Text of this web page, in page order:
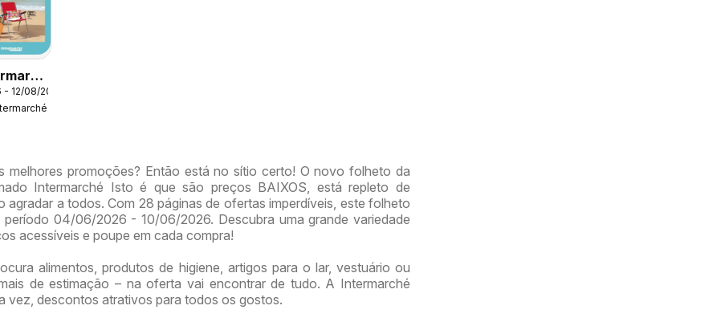
- 12/08/2026
melhores promoções? Então está no sítio certo! O novo folheto da
Intermarché Isto é que são preços BAIXOS, está repleto de
agradar a todos. Com 28 páginas de ofertas imperdíveis, este folheto
04/06/2026 - 10/06/2026. Descubra uma grande variedade
acessíveis e poupe em cada compra!
alimentos, produtos de higiene, artigos para o lar, vestuário ou
de estimação – na oferta vai encontrar de tudo. A Intermarché
vez, descontos atrativos para todos os gostos.